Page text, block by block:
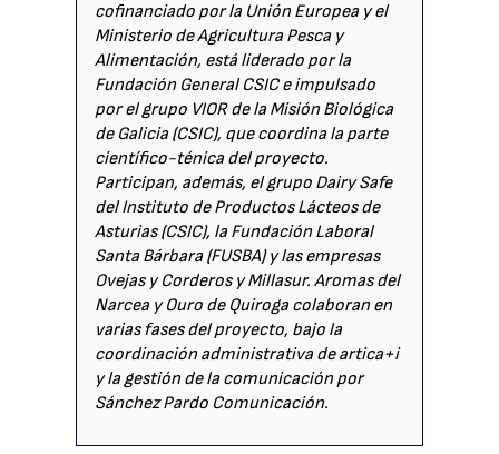
cofinanciado por la Unión Europea y el
Ministerio de Agricultura Pesca y
Alimentación, está liderado por la
Fundación General CSIC e impulsado
por el grupo VIOR de la Misión Biológica
de Galicia (CSIC), que coordina la parte
científico-ténica del proyecto.
Participan, además, el grupo Dairy Safe
del Instituto de Productos Lácteos de
Asturias (CSIC), la Fundación Laboral
Santa Bárbara (FUSBA) y las empresas
Ovejas y Corderos y Millasur. Aromas del
Narcea y Ouro de Quiroga colaboran en
varias fases del proyecto, bajo la
coordinación administrativa de artica+i
y la gestión de la comunicación por
Sánchez Pardo Comunicación.